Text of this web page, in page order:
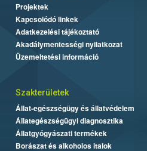
Projektek
Kapcsolódó linkek
Adatkezelési tájékoztató
Akadálymentességi nyilatkozat
Üzemeltetési információ
Szakterületek
Állat-egészségügy és állatvédelem
Állategészségügyi diagnosztika
Állatgyógyászati termékek
Borászat és alkoholos italok